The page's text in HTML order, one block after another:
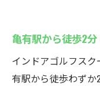
亀有駅から徒歩2
インドアゴルフス
有駅から徒歩わず